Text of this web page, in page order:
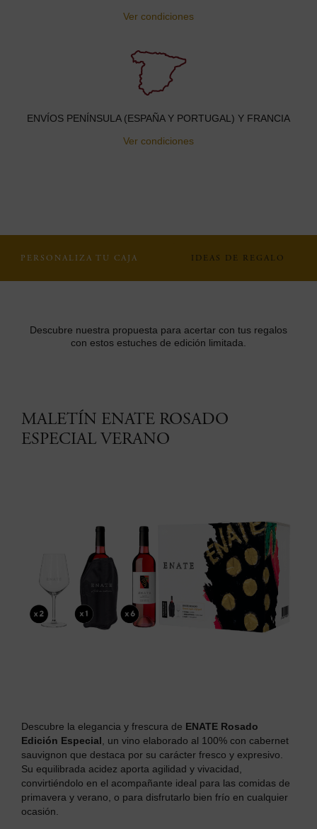
Ver condiciones
ENVÍOS PENÍNSULA (ESPAÑA Y PORTUGAL) Y FRANCIA
Ver condiciones
PERSONALIZA TU CAJA IDEAS DE REGALO
Descubre nuestra propuesta para acertar con tus regalos
con estos estuches de edición limitada.
MALETÍN ENATE ROSADO
ESPECIAL VERANO
Descubre la elegancia y frescura de ENATE Rosado
Edición Especial , un vino elaborado al 100% con cabernet
sauvignon que destaca por su carácter fresco y expresivo.
Su equilibrada acidez aporta agilidad y vivacidad,
convirtiéndolo en el acompañante ideal para las comidas de
primavera y verano, o para disfrutarlo bien frío en cualquier
ocasión.